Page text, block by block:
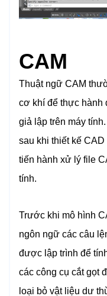
CAM
Thuật ngữ CAM
cơ khí để thực hành
giả lập trên máy
sau khi thiết kế
tiến hành xử lý file
tính.
Trước khi mô hình
ngôn ngữ các câu
được lập trình để
các công cụ cắt gọt
loại bỏ vật liệu dư